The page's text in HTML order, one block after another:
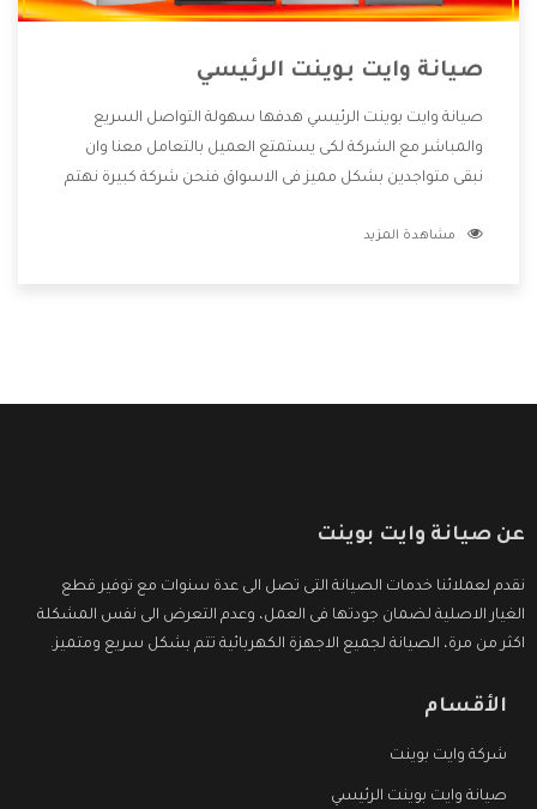
صيانة وايت بوينت الرئيسي
صيانة وايت بوينت الرئيسي هدفها سهولة التواصل السريع
والمباشر مع الشركة لكى يستمتع العميل بالتعامل معنا وان
نبقى متواجدين بشكل مميز فى الاسواق فنحن شركة كبيرة نهتم
الشركة بها والتى تكون منها خدمة الصيانة التى تكون من أهم
مشاهدة المزيد
عن صيانة وايت بوينت
نقدم لعملائنا خدمات الصيانة التى تصل الى عدة سنوات مع توفير قطع
الغيار الاصلية لضمان جودتها فى العمل، وعدم التعرض الى نفس المشكلة
اكثر من مرة، الصيانة لجميع الاجهزة الكهربائية تتم بشكل سريع ومتميز.
الأقسام
شركة وايت بوينت
صيانة وايت بوينت الرئيسي